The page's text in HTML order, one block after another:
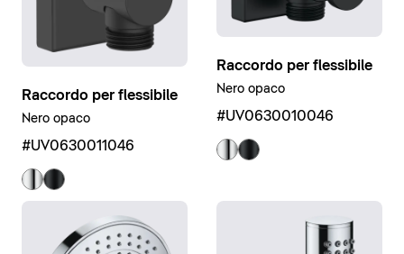
Raccordo per flessibile
Nero opaco
#UV0630011046
Raccordo per flessibile
Nero opaco
#UV0630010046